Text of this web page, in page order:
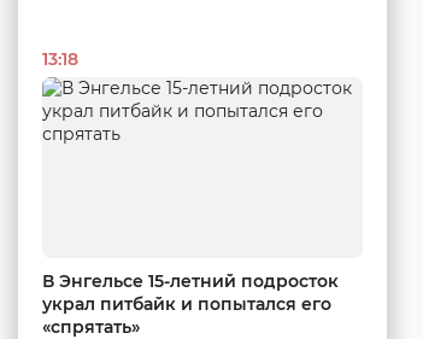
13:18
В Энгельсе 15-летний подросток
украл питбайк и попытался его
«спрятать»